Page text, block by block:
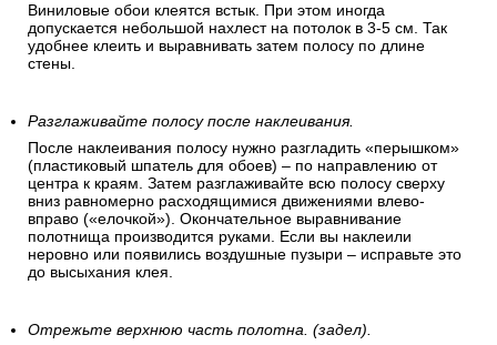
Виниловые обои клеятся встык. При этом иногда
допускается небольшой нахлест на потолок в 3-5 см. Так
удобнее клеить и выравнивать затем полосу по длине
стены.
Разглаживайте полосу после наклеивания.
После наклеивания полосу нужно разгладить «перышком»
(пластиковый шпатель для обоев) – по направлению от
центра к краям. Затем разглаживайте всю полосу сверху
вниз равномерно расходящимися движениями влево-
вправо («елочкой»). Окончательное выравнивание
полотнища производится руками. Если вы наклеили
неровно или появились воздушные пузыри – исправьте это
до высыхания клея.
Отрежьте верхнюю часть полотна. (задел).